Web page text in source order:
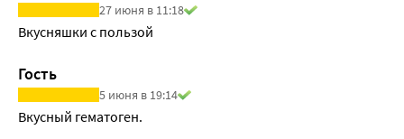
27 июня в 11:18
Вкусняшки с пользой
Гость
5 июня в 19:14
Вкусный гематоген.